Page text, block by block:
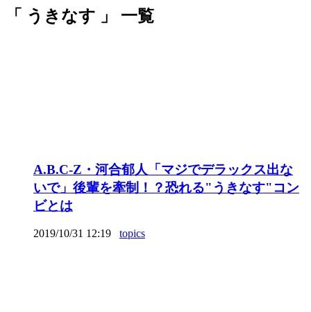
「 うきなす 」 一覧
A.B.C-Z・河合郁人「マジでデラックス出な
いで」後輩を牽制！？恐れる"うきなす"コン
ビとは
2019/10/31 12:19 topics